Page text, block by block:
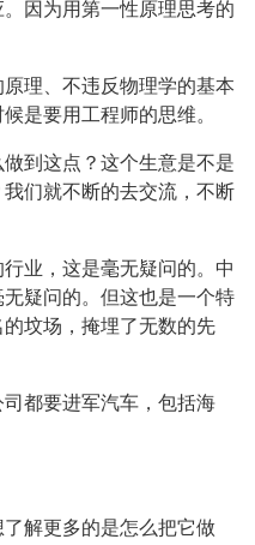
。因为用第一性原理思考的
理、不违反物理学的基本
是要用工程师的思维。
到这点？这个生意是不是
们就不断的去交流，不断
业，这是毫无疑问的。中
疑问的。但这也是一个特
坟场，掩埋了无数的先
都要进军汽车，包括海
解更多的是怎么把它做